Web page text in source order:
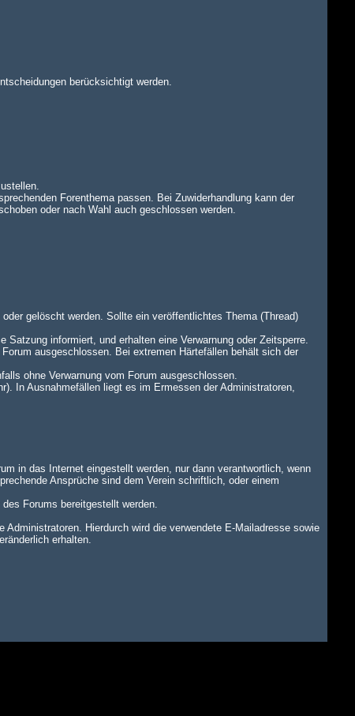
berücksichtigt werden.
Forenthema passen. Bei Zuwiderhandlung kann der
oder nach Wahl auch geschlossen werden.
gelöscht werden. Sollte ein veröffentlichtes Thema (Thread)
informiert, und erhalten eine Verwarnung oder Zeitsperre.
ausgeschlossen. Bei extremen Härtefällen behält sich der
ohne Verwarnung vom Forum ausgeschlossen.
In Ausnahmefällen liegt es im Ermessen der Administratoren,
in das Internet eingestellt werden, nur dann verantwortlich, wenn
Ansprüche sind dem Verein schriftlich, oder einem
Forums bereitgestellt werden.
Hierdurch wird die verwendete E-Mailadresse sowie
erhalten.